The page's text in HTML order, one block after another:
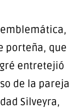
porteña, que
entretejió
de la pareja
Silveyra,